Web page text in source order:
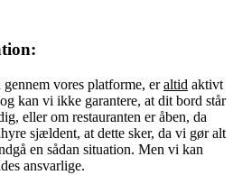
vores platforme, eraltid aktivt
kan vi ikke garantere, at dit bord står
eller om restauranten er åben, da
sjældent, at dette sker, da vi gør alt
en sådan situation. Men vi kan
ansvarlige.